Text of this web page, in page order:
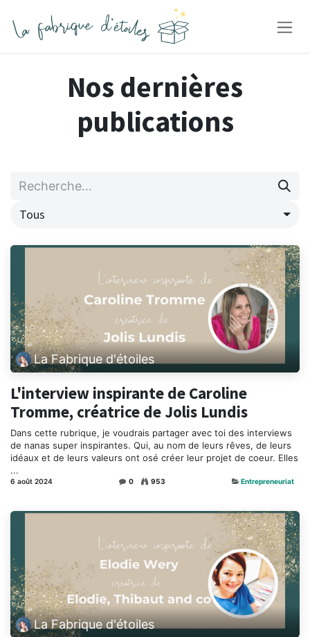
Nos dernières
publications
Tous
La Fabrique d'étoiles
L'interview inspirante de Caroline
Tromme, créatrice de Jolis Lundis
Dans cette rubrique, je voudrais partager avec toi des interviews
de nanas super inspirantes. Qui, au nom de leurs rêves, de leurs
idéaux et de leurs valeurs ont osé créer leur projet de coeur. Elles
...
6 août 2024 0 953 Entrepreneuriat
La Fabrique d'étoiles